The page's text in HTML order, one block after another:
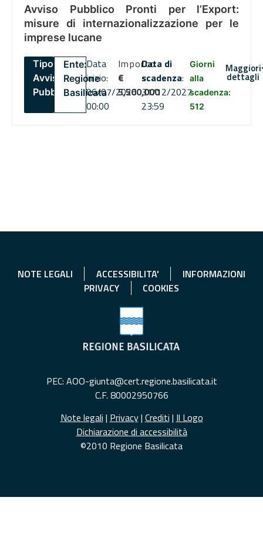
Avviso Pubblico Pronti per l’Export:
misure di internazionalizzazione per le
imprese lucane
Tipo:
Avviso
Pubblico
Ente:
Regione
Basilicata
Data
inizio:
06/07/2026
00:00
Importo
€
5,500,000
Data di
scadenza:
31/12/2027
23:59
Giorni
alla
scadenza:
512
Maggiori
dettagli
NOTE LEGALI ACCESSIBILITA'
INFORMAZIONI
PRIVACY
COOKIES
PEC: AOO-giunta@cert.regione.basilicata.it
C.F. 80002950766
Note legali | Privacy| Crediti | Il Logo
Dichiarazione di accessibilità
©2010 Regione Basilicata